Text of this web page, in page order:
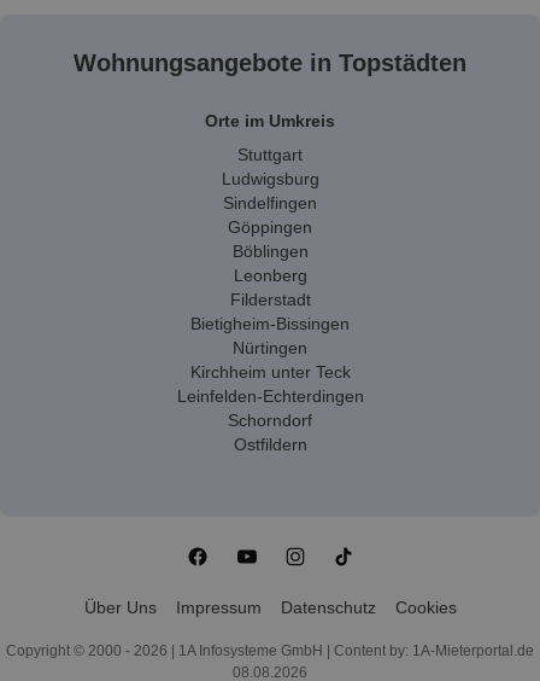
Wohnungsangebote in Topstädten
Orte im Umkreis
Stuttgart
Ludwigsburg
Sindelfingen
Göppingen
Böblingen
Leonberg
Filderstadt
Bietigheim-Bissingen
Nürtingen
Kirchheim unter Teck
Leinfelden-Echterdingen
Schorndorf
Ostfildern
Über Uns Impressum Datenschutz Cookies
Copyright © 2000 - 2026 | 1A Infosysteme GmbH | Content by: 1A-Mieterportal.de
08.08.2026